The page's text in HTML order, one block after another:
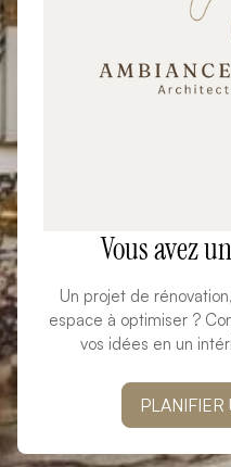
Vous avez
Un projet de
espace à optimiser ?
vos idées en un
PLANIFIER